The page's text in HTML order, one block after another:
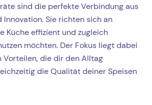
sind die perfekte Verbindung aus
Sie richten sich an
Küche effizient und zugleich
möchten. Der Fokus liegt dabei
Vorteilen, die dir den Alltag
die Qualität deiner Speisen